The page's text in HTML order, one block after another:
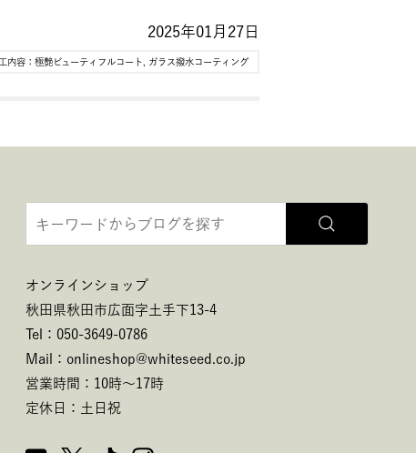
2025年01月27日
内容： 極艶ビューティフルコート ガラス撥水コーティング
オンラインショップ
秋田県秋田市広面字土手下13-4
Tel：050-3649-0786
Mail：onlineshop@whiteseed.co.jp
営業時間：10時～17時
定休日：土日祝